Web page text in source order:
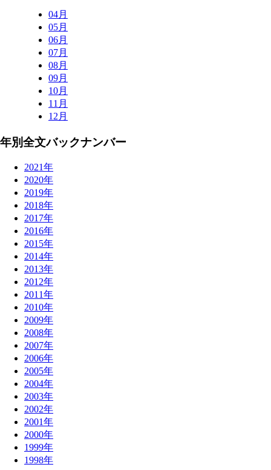
04月
05月
06月
07月
08月
09月
10月
11月
12月
年別全文バックナンバー
2021年
2020年
2019年
2018年
2017年
2016年
2015年
2014年
2013年
2012年
2011年
2010年
2009年
2008年
2007年
2006年
2005年
2004年
2003年
2002年
2001年
2000年
1999年
1998年